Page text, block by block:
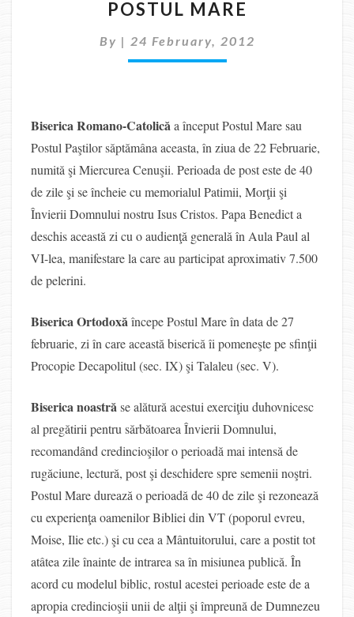
MARE
POSTUL MARE
By | 24 February, 2012
Biserica Romano-Catolicăa început Postul Mare sau
Postul Paştilor săptămâna aceasta, în ziua de 22 Februarie,
numită şi Miercurea Cenuşii. Perioada de post este de 40
de zile şi se încheie cu memorialul Patimii, Morţii şi
Învierii Domnului nostru Isus Cristos. Papa Benedict a
deschis această zi cu o audienţă generală în Aula Paul al
VI-lea, manifestare la care au participat aproximativ 7.500
de pelerini.
Biserica Ortodoxăîncepe Postul Mare în data de 27
februarie, zi în care această biserică îi pomeneşte pe sfinţii
Procopie Decapolitul (sec. IX) şi Talaleu (sec. V).
Biserica noastrăse alătură acestui exerciţiu duhovnicesc
al pregătirii pentru sărbătoarea Învierii Domnului,
recomandând credincioşilor o perioadă mai intensă de
rugăciune, lectură, post şi deschidere spre semenii noştri.
Postul Mare durează o perioadă de 40 de zile şi rezonează
cu experienţa oamenilor Bibliei din VT (poporul evreu,
Moise, Ilie etc.) şi cu cea a Mântuitorului, care a postit tot
atâtea zile înainte de intrarea sa în misiunea publică. În
acord cu modelul biblic, rostul acestei perioade este de a
apropia credincioşii unii de alţii şi împreună de Dumnezeu